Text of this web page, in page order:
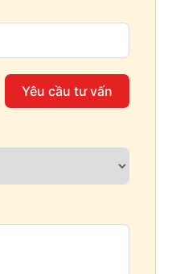
Yêu cầu tư vấn